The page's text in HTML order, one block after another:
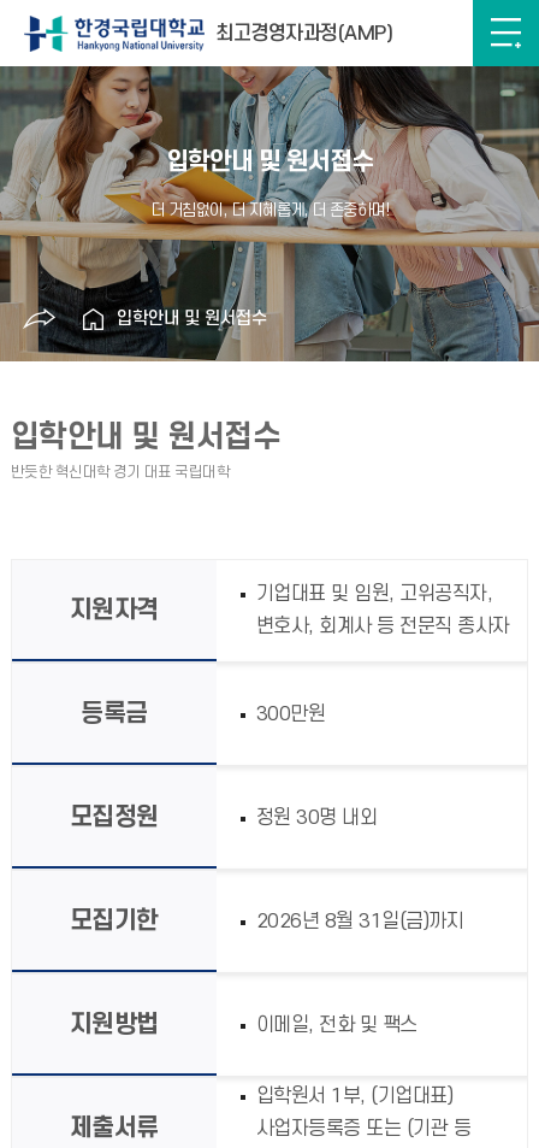
최고경영자과정(AMP)
입학안내 및 원서접수
입학안내 및 원서접수
입학안내 및 원서접수
지원자격
기업대표 및 임원, 고위공직자,
변호사, 회계사 등 전문직 종사자
등록금 300만원
모집정원 정원 30명 내외
모집기한 2026년 8월 31일(금)까지
지원방법 이메일, 전화 및 팩스
제출서류
입학원서 1부, (기업대표)
사업자등록증 또는 (기관 등